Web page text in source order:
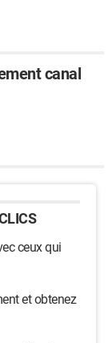
canal
ceux qui
et obtenez